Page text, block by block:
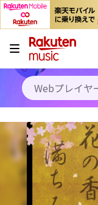
キャンペーン
料金プラン
使い方
初回30日間無料